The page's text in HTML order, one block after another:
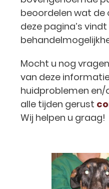
beoordelen wat de
deze pagina’s
Mocht u nog
van deze
huidproblemen en/
alle tijden gerust
Wij helpen u graag!